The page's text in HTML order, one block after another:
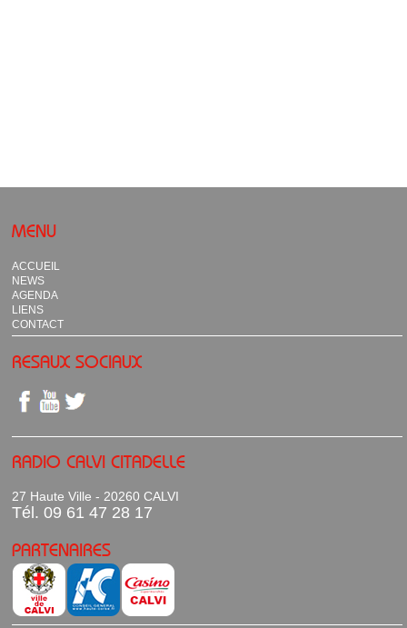
MENU
ACCUEIL
NEWS
AGENDA
LIENS
CONTACT
RESAUX SOCIAUX
RADIO CALVI CITADELLE
27 Haute Ville - 20260 CALVI
Tél. 09 61 47 28 17
PARTENAIRES